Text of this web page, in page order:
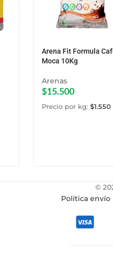
Arena Fit Formula
Moca 10Kg
Arenas
$15.500
Precio por kg: $1.550
©
Política envío